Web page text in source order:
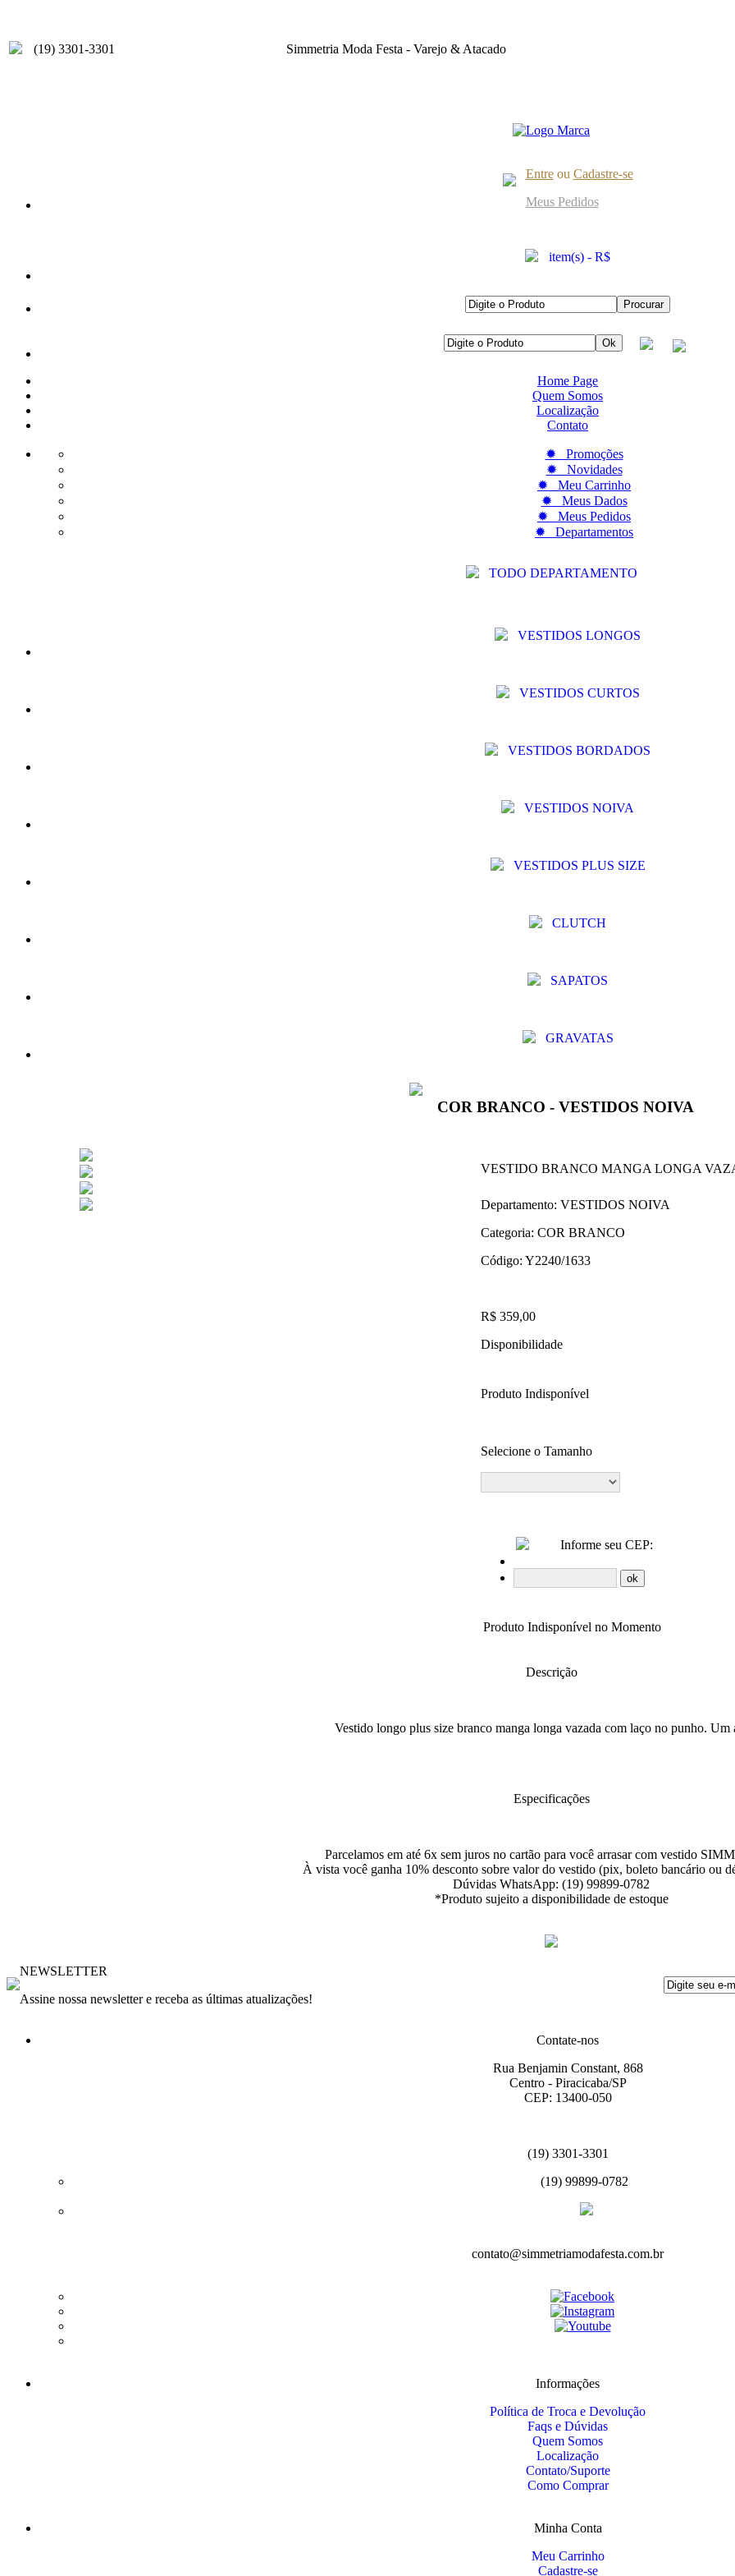
(19) 3301-3301 Simmetria Moda Festa - Varejo & Atacado
Entre ou Cadastre-se
Meus Pedidos
item(s) - R$
Home Page
Quem Somos
Localização
Contato
✹ Promoções
✹ Novidades
✹ Meu Carrinho
✹ Meus Dados
✹ Meus Pedidos
✹ Departamentos
TODO DEPARTAMENTO
VESTIDOS LONGOS
VESTIDOS CURTOS
VESTIDOS BORDADOS
VESTIDOS NOIVA
VESTIDOS PLUS SIZE
CLUTCH
SAPATOS
GRAVATAS
COR BRANCO - VESTIDOS NOIVA
VESTIDO BRANCO MANGA LONGA
Departamento: VESTIDOS NOIVA
Categoria: COR BRANCO
Código: Y2240/1633
R$ 359,00
Disponibilidade
Produto Indisponível
Selecione o Tamanho
Informe seu CEP:
Produto Indisponível no Momento
Descrição
Vestido longo plus size branco manga longa vazada com laço no punho. Um
Especificações
Parcelamos em até 6x sem juros no cartão para você arrasar com vestido
À vista você ganha 10% desconto sobre valor do vestido (pix, boleto bancário ou
Dúvidas WhatsApp: (19) 99899-0782
*Produto sujeito a disponibilidade de estoque
NEWSLETTER
Assine nossa newsletter e receba as últimas atualizações!
Contate-nos
Rua Benjamin Constant, 868
Centro - Piracicaba/SP
CEP: 13400-050
(19) 3301-3301
(19) 99899-0782
contato@simmetriamodafesta.com.br
Informações
Política de Troca e Devolução
Faqs e Dúvidas
Quem Somos
Localização
Contato/Suporte
Como Comprar
Minha Conta
Meu Carrinho
Cadastre-se